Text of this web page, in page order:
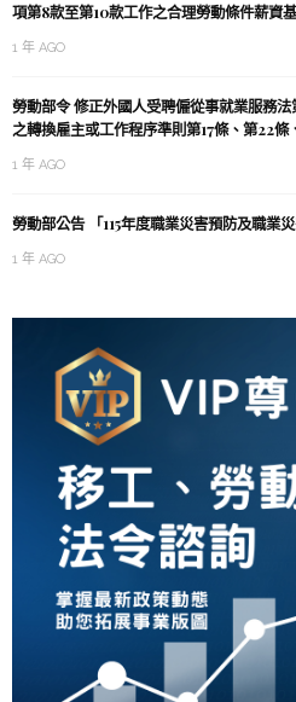
項第8款至第10款工作之合理勞動條件薪資
1 年 AGO
勞動部令 修正外國人受聘僱從事就業服務
之轉換雇主或工作程序準則第17條、第22條
1 年 AGO
勞動部公告 「115年度職業災害預防及職業
1 年 AGO